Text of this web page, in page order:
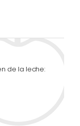
de la leche: